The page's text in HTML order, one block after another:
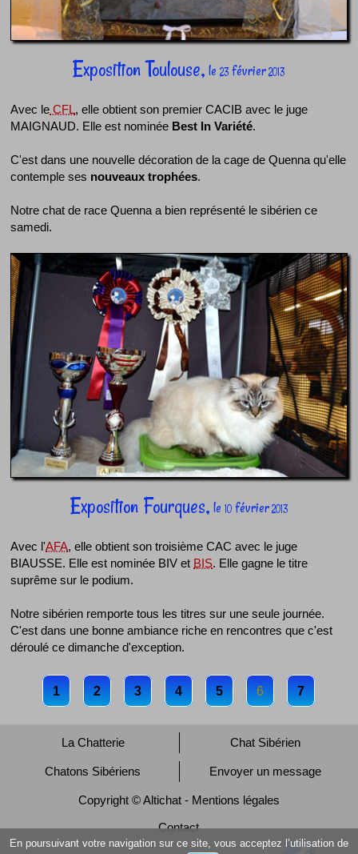
Exposition Toulouse, le23 février2013
Avec le CFL, elle obtient son premier CACIB avec le juge
MAIGNAUD. Elle est nominée Best In Variété.
C'est dans une nouvelle décoration de la cage de Quenna qu'elle
contemple ses nouveaux trophées.
Notre chat de race Quenna a bien représenté le sibérien ce
samedi.
Exposition Fourques, le 10février2013
Avec l'AFA, elle obtient son troisième CAC avec le juge
BIAUSSE. Elle est nominée BIV et BIS. Elle gagne le titre
suprême sur le podium.
Notre sibérien remporte tous les titres sur une seule journée.
C'est dans une bonne ambiance riche en rencontres que c'est
déroulé ce dimanche d'exception.
1 2 3 4 5 6 7
La Chatterie Chat Sibérien
Chatons Sibériens Envoyer un message
Copyright © Altichat - Mentions légales
Contact
En poursuivant votre navigation sur ce site, vous acceptez l’utilisation de